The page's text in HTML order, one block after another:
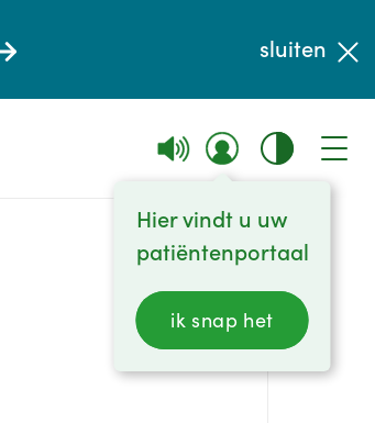
sluiten
Hier vindt u uw
patiëntenportaal
ik snap het